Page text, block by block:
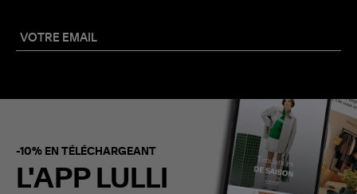
-10% EN TÉLÉCHARGEANT
L'APP LULLI